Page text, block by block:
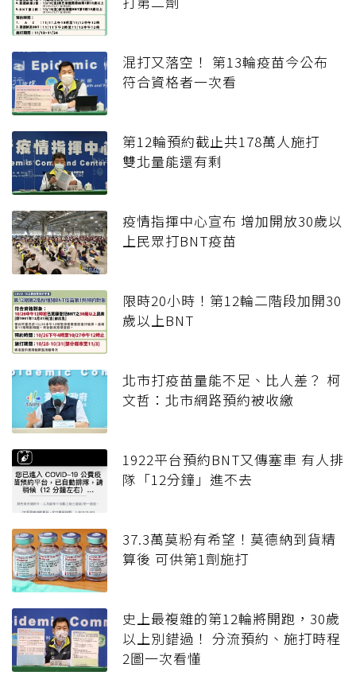
混打又落空！ 第13輪疫苗今公布
符合資格者一次看
第12輪預約截止共178萬人施打
雙北量能還有剩
疫情指揮中心宣布 增加開放30歲以
上民眾打BNT疫苗
限時20小時！第12輪二階段加開30
歲以上BNT
北市打疫苗量能不足、比人差？ 柯
文哲：北市網路預約被收繳
1922平台預約BNT又傳塞車 有人排
隊「12分鐘」進不去
37.3萬莫粉有希望！莫德納到貨精
算後 可供第1劑施打
史上最複雜的第12輪將開跑，30歲
以上別錯過！ 分流預約、施打時程
2圖一次看懂